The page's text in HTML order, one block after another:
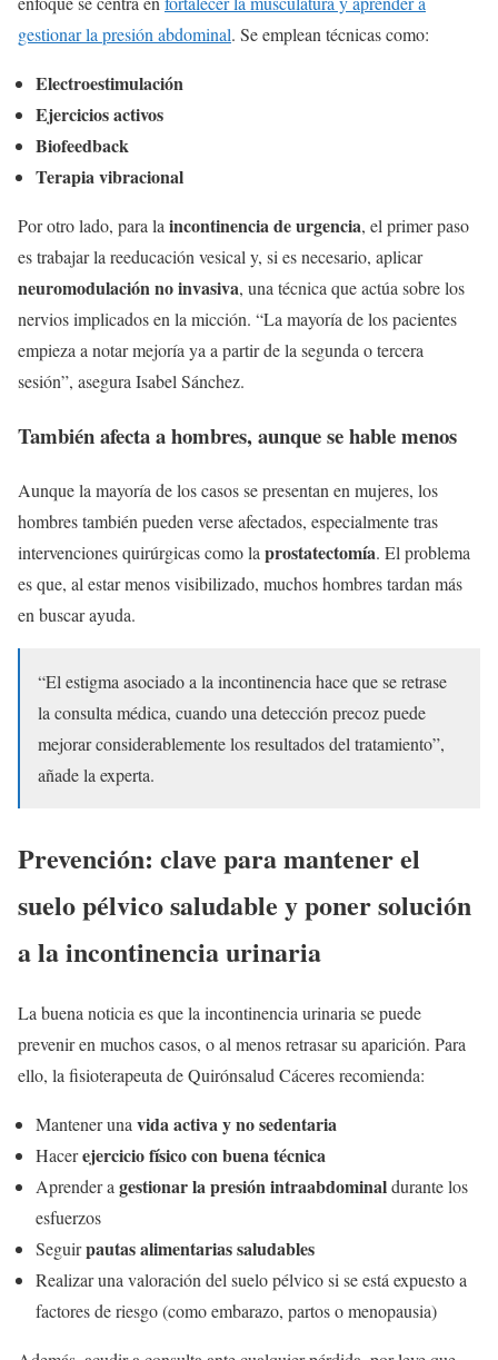
gestionar la presión abdominal. Se emplean técnicas como:
Electroestimulación
Ejercicios activos
Biofeedback
Terapia vibracional
Por otro lado, para la incontinencia de urgencia, el primer paso
es trabajar la reeducación vesical y, si es necesario, aplicar
neuromodulación no invasiva, una técnica que actúa sobre los
nervios implicados en la micción. “La mayoría de los pacientes
empieza a notar mejoría ya a partir de la segunda o tercera
sesión”, asegura Isabel Sánchez.
También afecta a hombres, aunque se hable menos
Aunque la mayoría de los casos se presentan en mujeres, los
hombres también pueden verse afectados, especialmente tras
intervenciones quirúrgicas como la prostatectomía. El problema
es que, al estar menos visibilizado, muchos hombres tardan más
en buscar ayuda.
“El estigma asociado a la incontinencia hace que se retrase
la consulta médica, cuando una detección precoz puede
mejorar considerablemente los resultados del tratamiento”,
añade la experta.
Prevención: clave para mantener el
suelo pélvico saludable y poner solución
a la incontinencia urinaria
La buena noticia es que la incontinencia urinaria se puede
prevenir en muchos casos, o al menos retrasar su aparición. Para
ello, la fisioterapeuta de Quirónsalud Cáceres recomienda:
Mantener una vida activa y no sedentaria
Hacerejercicio físico con buena técnica
Aprender a gestionar la presión intraabdominaldurante los
esfuerzos
Seguirpautas alimentarias saludables
Realizar una valoración del suelo pélvico si se está expuesto a
factores de riesgo (como embarazo, partos o menopausia)